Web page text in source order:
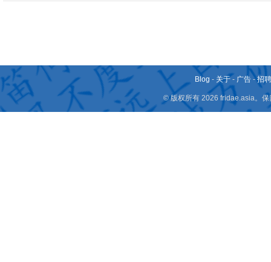
Blog - 关于 - 广告 -招
© 版权所有 2026 fridae.asia。